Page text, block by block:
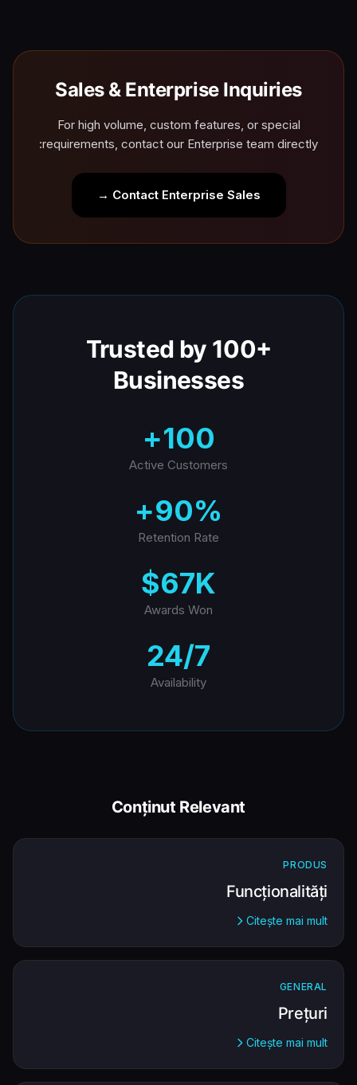
Sales & Enterprise Inquiries
For high volume, custom features, or special
requirements, contact our Enterprise team directly:
Contact Enterprise Sales →
Trusted by 100+
Businesses
100+
Active Customers
90%+
Retention Rate
$67K
Awards Won
24/7
Availability
Conținut Relevant
PRODUS
Funcționalități
Citește mai mult
GENERAL
Prețuri
Citește mai mult